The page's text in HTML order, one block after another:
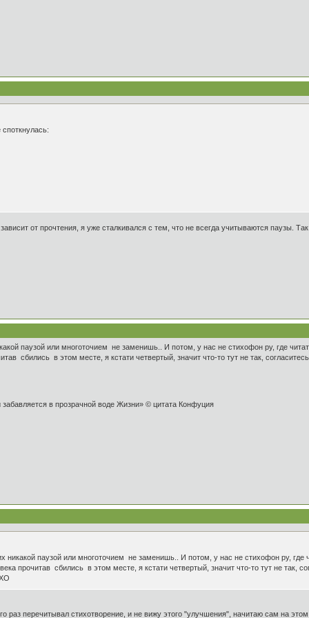
от прочтения, я уже сталкивался с тем, что не всегда учитываются паузы.
паузой или многоточием не заменишь.. И потом, у нас не стихофон ру, где
сбились в этом месте, я кстати четвертый, значит что-то тут не так,
в прозрачной воде Жизни» © цитата Конфуция
никакой паузой или многоточием не заменишь.. И потом, у нас не стихофон ру,
прочитав сбились в этом месте, я кстати четвертый, значит что-то тут не
раз перечитывал стихотворение, и не вижу этого "улучшения", начитаю сам на